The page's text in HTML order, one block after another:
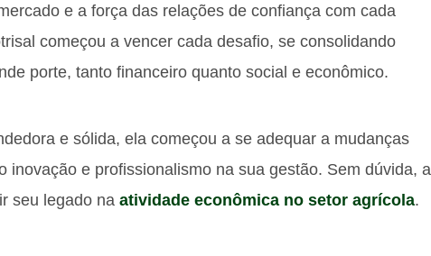
e a força das relações de confiança com cada
começou a vencer cada desafio, se consolidando
porte, tanto financeiro quanto social e econômico.
e sólida, ela começou a se adequar a mudanças
inovação e profissionalismo na sua gestão. Sem dúvida, a
seu legado na atividade econômica no setor agrícola.